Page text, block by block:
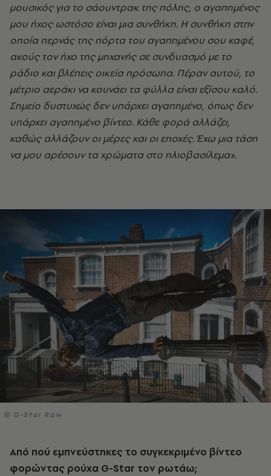
μουσικός για το σάουντρακ της πόλης, ο αγαπημένος
μου ήχος ωστόσο είναι μια συνθήκη. Η συνθήκη στην
οποία περνάς της πόρτα του αγαπημένου σου καφέ,
ακούς τον ήχο της μηχανής σε συνδυασμό με το
ράδιο και βλέπεις οικεία πρόσωπα. Πέραν αυτού, το
μέτριο αεράκι να κουνάει τα φύλλα είναι εξίσου καλό.
Σημείο δυστυχώς δεν υπάρχει αγαπημένο, όπως δεν
υπάρχει αγαπημένο βίντεο. Κάθε φορά αλλάζει,
καθώς αλλάζουν οι μέρες και οι εποχές. Έχω μια τάση
να μου αρέσουν τα χρώματα στο ηλιοβασίλεμα».
© G-Star Raw
Aπό πού εμπνεύστηκες το συγκεκριμένο βίντεο
φορώντας ρούχα G-Star τον ρωτάω;